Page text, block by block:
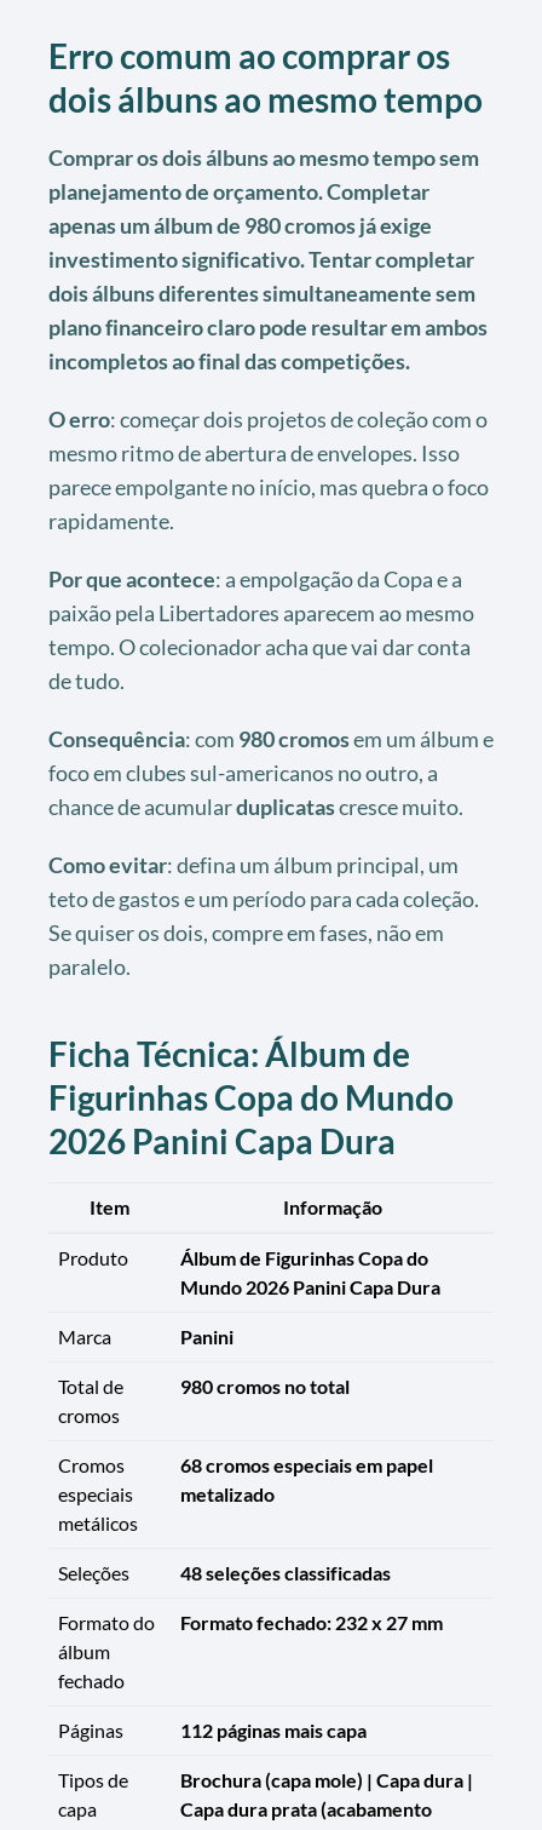
Erro comum ao comprar os
dois álbuns ao mesmo tempo
Comprar os dois álbuns ao mesmo tempo sem
planejamento de orçamento. Completar
apenas um álbum de 980 cromos já exige
investimento significativo. Tentar completar
dois álbuns diferentes simultaneamente sem
plano financeiro claro pode resultar em ambos
incompletos ao final das competições.
O erro: começar dois projetos de coleção com o
mesmo ritmo de abertura de envelopes. Isso
parece empolgante no início, mas quebra o foco
rapidamente.
Por que acontece: a empolgação da Copa e a
paixão pela Libertadores aparecem ao mesmo
tempo. O colecionador acha que vai dar conta
de tudo.
Consequência: com 980 cromosem um álbum e
foco em clubes sul-americanos no outro, a
chance de acumularduplicatascresce muito.
Como evitar: defina um álbum principal, um
teto de gastos e um período para cada coleção.
Se quiser os dois, compre em fases, não em
paralelo.
Ficha Técnica: Álbum de
Figurinhas Copa do Mundo
2026 Panini Capa Dura
Item Informação
Produto
Álbum de Figurinhas Copa do
Mundo 2026 Panini Capa Dura
Marca Panini
Total de
cromos
980 cromos no total
Cromos
especiais
metálicos
68 cromos especiais em papel
metalizado
Seleções 48 seleções classificadas
Formato do
álbum
fechado
Formato fechado: 232 x 27 mm
Páginas 112 páginas mais capa
Tipos de
capa
Brochura (capa mole) | Capa dura |
Capa dura prata (acabamento